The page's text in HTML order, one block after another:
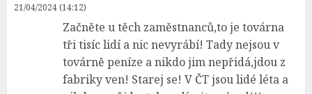
21/04/2024 (14:12)
Začněte u těch zaměstnanců,to je továrna
tři tisíc lidí a nic nevyrábí! Tady nejsou v
továrně peníze a nikdo jim nepřidá,jdou z
fabriky ven! Starej se! V ČT jsou lidé léta a